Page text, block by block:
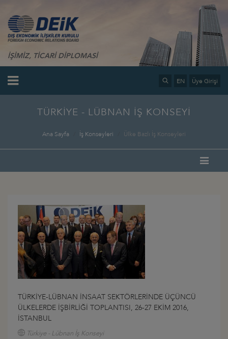
İŞİMİZ, TİCARİ DİPLOMASİ
EN Üye Girişi
TÜRKİYE - LÜBNAN İŞ KONSEYİ
Ana Sayfa İş Konseyleri Ülke Bazlı İş Konseyleri
TÜRKİYE-LÜBNAN İNSAAT SEKTÖRLERİNDE ÜÇÜNCÜ
ÜLKELERDE İŞBİRLİĞİ TOPLANTISI, 26-27 EKİM 2016,
İSTANBUL
Türkiye - Lübnan İş Konseyi